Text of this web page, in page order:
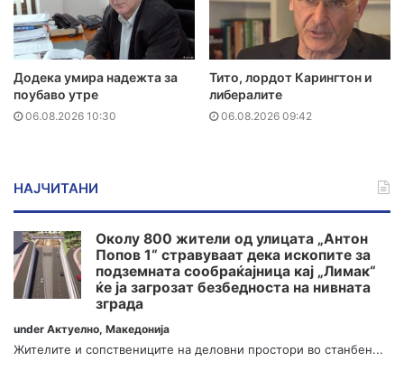
Додека умира надежта за
поубаво утре
06.08.2026 10:30
Тито, лордот Карингтон и
либералите
06.08.2026 09:42
НАЈЧИТАНИ
Околу 800 жители од улицата „Антон
Попов 1“ стравуваат дека ископите за
подземната сообраќајница кај „Лимак“
ќе ја загрозат безбедноста на нивната
зграда
under Актуелно, Македонија
Жителите и сопствениците на деловни простори во станбен...